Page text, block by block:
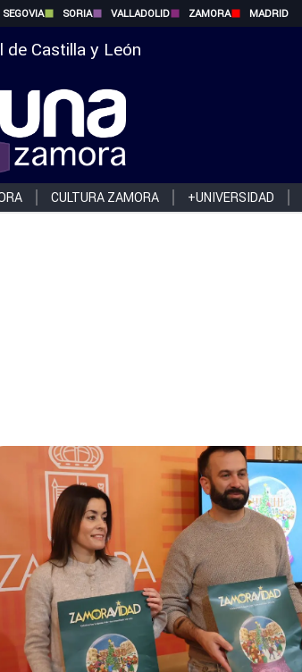
SEGOVIA SORIA VALLADOLID ZAMORA MADRID
de Castilla y León
CULTURA ZAMORA +UNIVERSIDAD